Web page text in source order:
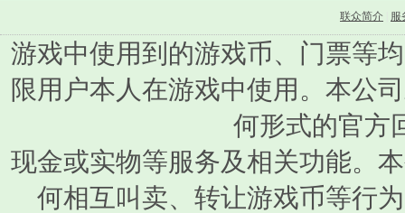
联众简介 服
游戏中使用到的游戏币、门票等
限用户本人在游戏中使用。本公
何形式的官方
现金或实物等服务及相关功能。
何相互叫卖、转让游戏币等行